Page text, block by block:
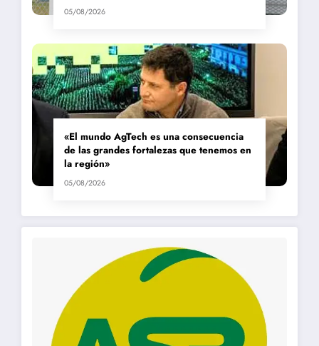
05/08/2026
«El mundo AgTech es una consecuencia
de las grandes fortalezas que tenemos en
la región»
05/08/2026